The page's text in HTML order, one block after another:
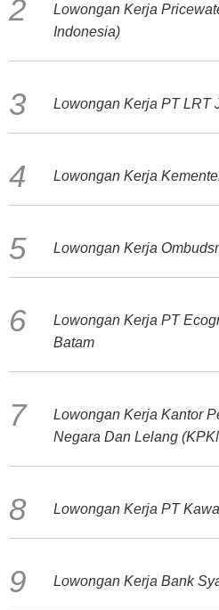
Lowongan Kerja
Indonesia)
Lowongan Kerja PT LRT
Lowongan Kerja
Lowongan Kerja
Lowongan Kerja PT
Batam
Lowongan Kerja Kantor
Negara Dan Lelang
Lowongan Kerja PT
Lowongan Kerja Bank